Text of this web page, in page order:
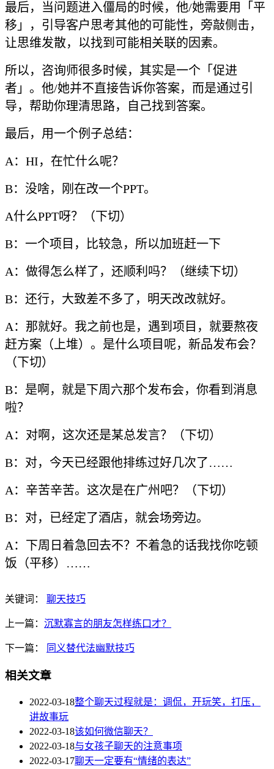
最后，当问题进入僵局的时候，他/她需要用「平
移」，引导客户思考其他的可能性，旁敲侧击，
让思维发散，以找到可能相关联的因素。
所以，咨询师很多时候，其实是一个「促进
者」。他/她并不直接告诉你答案，而是通过引
导，帮助你理清思路，自己找到答案。
最后，用一个例子总结：
A：HI，在忙什么呢？
B：没啥，刚在改一个PPT。
A什么PPT呀？（下切）
B：一个项目，比较急，所以加班赶一下
A：做得怎么样了，还顺利吗？（继续下切）
B：还行，大致差不多了，明天改改就好。
A：那就好。我之前也是，遇到项目，就要熬夜
赶方案（上堆）。是什么项目呢，新品发布会？
（下切）
B：是啊，就是下周六那个发布会，你看到消息
啦？
A：对啊，这次还是某总发言？（下切）
B：对，今天已经跟他排练过好几次了……
A：辛苦辛苦。这次是在广州吧？（下切）
B：对，已经定了酒店，就会场旁边。
A：下周日着急回去不？不着急的话我找你吃顿
饭（平移）……
关键词： 聊天技巧
上一篇： 沉默寡言的朋友怎样练口才？
下一篇： 同义替代法幽默技巧
相关文章
2022-03-18整个聊天过程就是：调侃，开玩笑，打压，
讲故事玩
2022-03-18该如何微信聊天？
2022-03-18与女孩子聊天的注意事项
2022-03-17聊天一定要有“情绪的表达”